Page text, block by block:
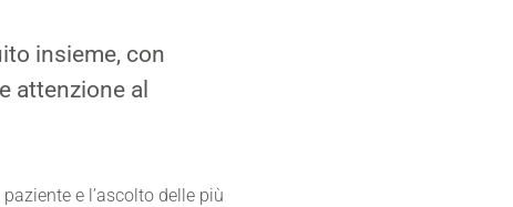
insieme, con
attenzione al
e l’ascolto delle più